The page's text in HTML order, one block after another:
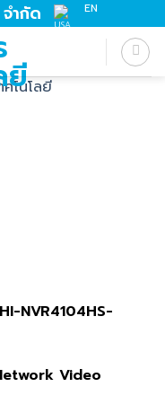
ำกัด EN
NVR4104HS-
Video